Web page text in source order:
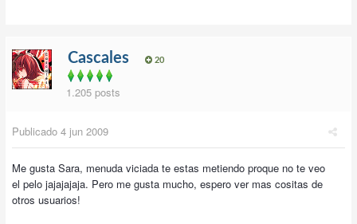
Cascales 20
1.205 posts
Publicado 4 jun 2009
Me gusta Sara, menuda viciada te estas metiendo proque no te veo
el pelo jajajajaja. Pero me gusta mucho, espero ver mas cositas de
otros usuarios!